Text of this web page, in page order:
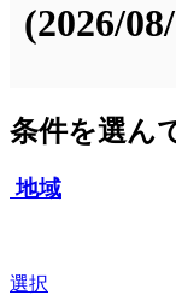
(2026/
条件を選ん
地域
選択